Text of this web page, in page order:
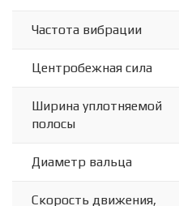
Частота вибрации
Центробежная сила
Ширина уплотняемой
полосы
Диаметр вальца
Скорость движения,